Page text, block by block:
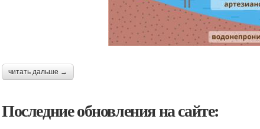
читать дальше →
Последние обновления на сайте: